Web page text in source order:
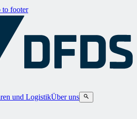
to footer
und LogistikÜber uns